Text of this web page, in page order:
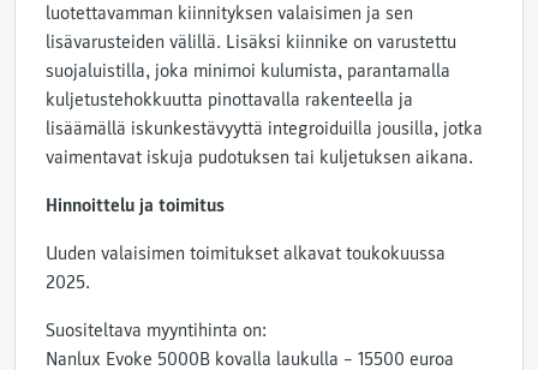
luotettavamman kiinnityksen valaisimen ja sen
lisävarusteiden välillä. Lisäksi kiinnike on varustettu
suojaluistilla, joka minimoi kulumista, parantamalla
kuljetustehokkuutta pinottavalla rakenteella ja
lisäämällä iskunkestävyyttä integroiduilla jousilla, jotka
vaimentavat iskuja pudotuksen tai kuljetuksen aikana.
Hinnoittelu ja toimitus
Uuden valaisimen toimitukset alkavat toukokuussa
2025.
Suositeltava myyntihinta on:
Nanlux Evoke 5000B kovalla laukulla – 15500 euroa